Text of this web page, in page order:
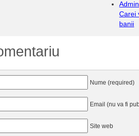
Carei
banii
Nume (required)
Email (nu va fi
Site web